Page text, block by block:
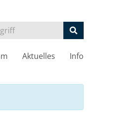
Aktuelles Info